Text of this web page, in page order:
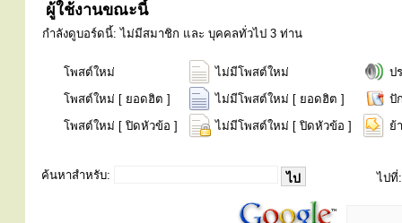
ผู้ใช้งานขณะนี้
กำลังดูบอร์ดนี้: ไม่มีสมาชิก และ บุคคลทั่วไป 3 ท่าน
โพสต์ใหม่ ไม่มีโพสต์ใหม่
ป
โพสต์ใหม่ [ ยอดฮิต ]
ไม่มีโพสต์ใหม่ [ ยอดฮิต ]
ปั
โพสต์ใหม่ [ ปิดหัวข้อ ]
ไม่มีโพสต์ใหม่ [ ปิดหัวข้อ ] ย้
ค้นหาสำหรับ: ไปที่: